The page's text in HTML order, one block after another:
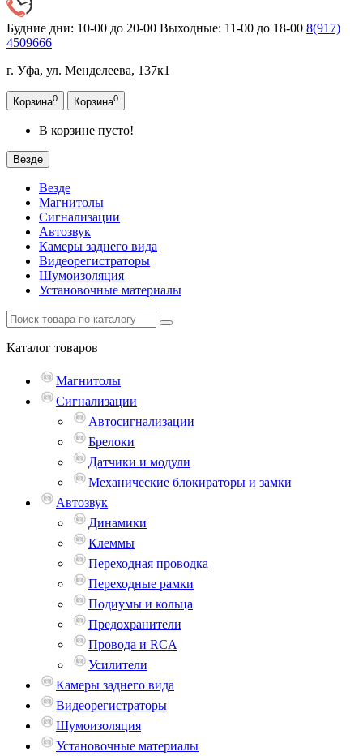
Будние дни: 10-00 до 20-00 Выходные: 11-00 до 18-00 8(917)
4509666
г. Уфа, ул. Менделеева, 137к1
Корзина0 Корзина0
В корзине пусто!
Везде
Везде
Магнитолы
Сигнализации
Автозвук
Камеры заднего вида
Видеорегистраторы
Шумоизоляция
Установочные материалы
Каталог товаров
Магнитолы
Сигнализации
Автосигнализации
Брелоки
Датчики и модули
Механические блокираторы и замки
Автозвук
Динамики
Клеммы
Переходная проводка
Переходные рамки
Подиумы и кольца
Предохранители
Провода и RCA
Усилители
Камеры заднего вида
Видеорегистраторы
Шумоизоляция
Установочные материалы